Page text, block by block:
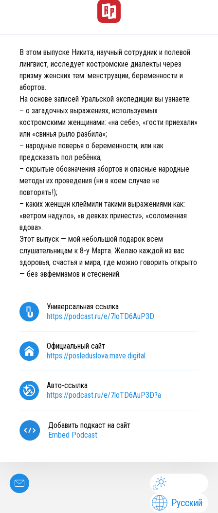
В этом выпуске Никита, научный сотрудник и полевой
лингвист, исследует костромские диалекты через
призму женских тем: менструации, беременности и
абортов.
На основе записей Уральской экспедиции вы узнаете:
– о загадочных выражениях, используемых
костромскими женщинами: «на себе», «гости приехали»
или «свинья рыло разбила»;
– народные поверья о беременности, или как
предсказать пол ребёнка;
– скрытые обозначения абортов и опасные народные
методы их проведения (ни в коем случае не
повторять!);
– каких женщин клеймили такими выражениями как:
«ветром надуло», «в девках принести», «соломенная
вдова».
Этот выпуск — мой небольшой подарок всем
слушательницам к 8-у Марта. Желаю каждой из вас
здоровья, счастья и мира, где можно говорить открыто
— без эвфемизмов и стеснений.
Универсальная ссылка
https://podcast.ru/e/7loTD6AuP3D
Официальный сайт
https://posleduslova.mave.digital
Авто-ссылка
https://podcast.ru/e/7loTD6AuP3D?a
Добавить подкаст на сайт
Embed Podcast
Русский